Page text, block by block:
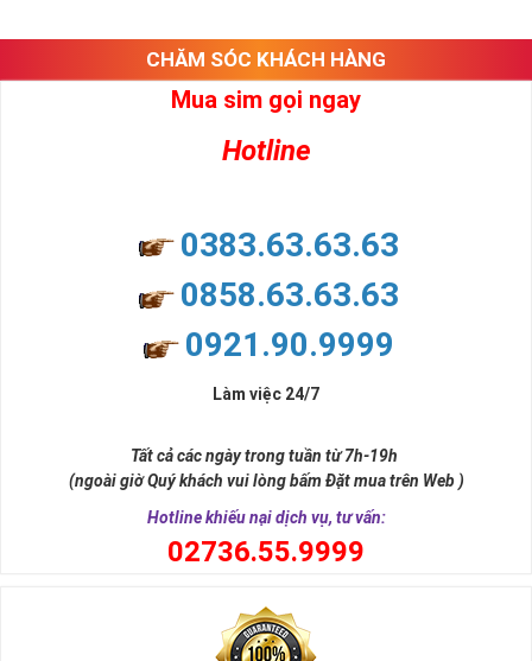
CHĂM SÓC KHÁCH HÀNG
Mua sim gọi ngay
Hotline
0383.63.63.63
0858.63.63.63
0921.90.9999
Làm việc 24/7
Tất cả các ngày trong tuần từ 7h-19h
(ngoài giờ Quý khách vui lòng bấm Đặt mua trên Web )
Hotline khiếu nại dịch vụ, tư vấn:
02736.55.9999